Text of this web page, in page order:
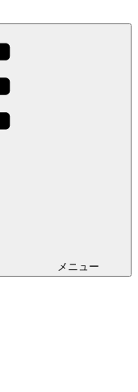
メニュー